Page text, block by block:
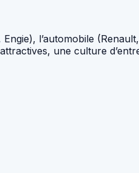
l’automobile
une culture